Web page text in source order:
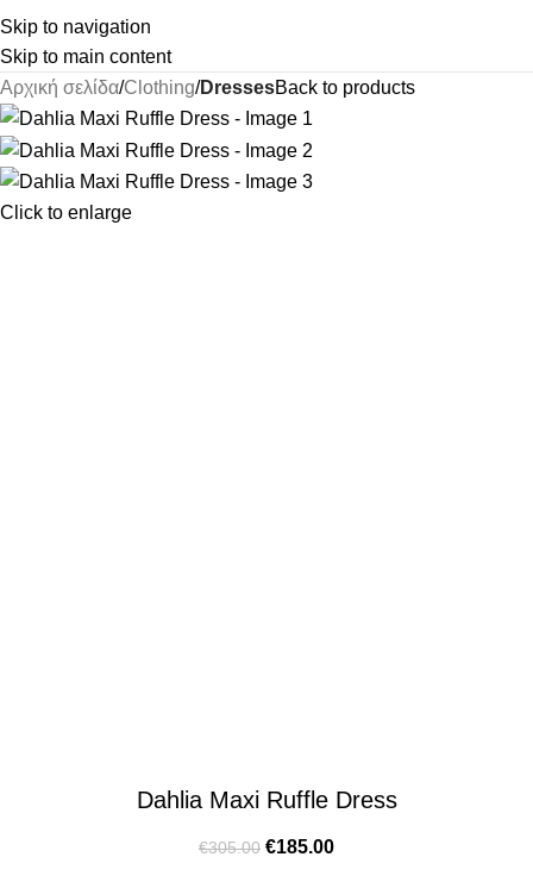
Skip to navigation
Skip to main content
Αρχική σελίδα Clothing DressesBack to products
Click to enlarge
Dahlia Maxi Ruffle Dress
€305.00 €185.00